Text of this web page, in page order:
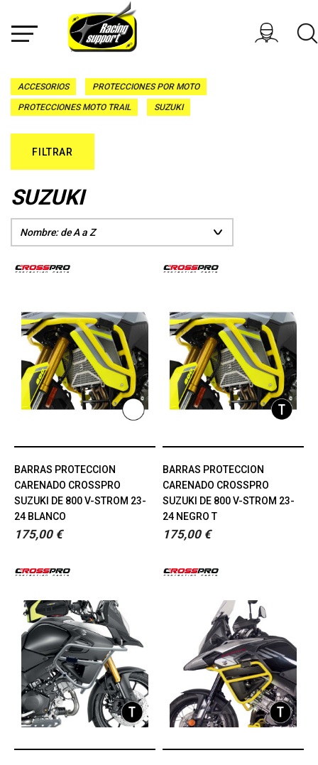
ACCESORIOS PROTECCIONES POR MOTO
PROTECCIONES MOTO TRAIL SUZUKI
FILTRAR
SUZUKI
BARRAS PROTECCION
CARENADO CROSSPRO
SUZUKI DE 800 V-STROM 23-
24 BLANCO
175,00 €
BARRAS PROTECCION
CARENADO CROSSPRO
SUZUKI DE 800 V-STROM 23-
24 NEGRO T
175,00 €